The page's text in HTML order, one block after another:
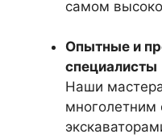
самом
Опытные и
специалисты
Наши
многолетним